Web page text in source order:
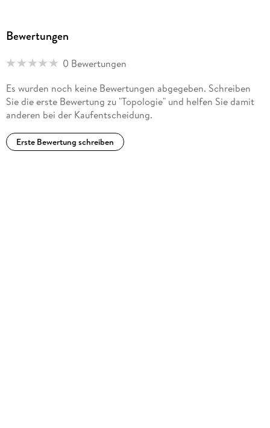
Bewertungen
0 Bewertungen
Es wurden noch keine Bewertungen abgegeben. Schreiben
Sie die erste Bewertung zu "Topologie" und helfen Sie damit
anderen bei der Kaufentscheidung.
Erste Bewertung schreiben